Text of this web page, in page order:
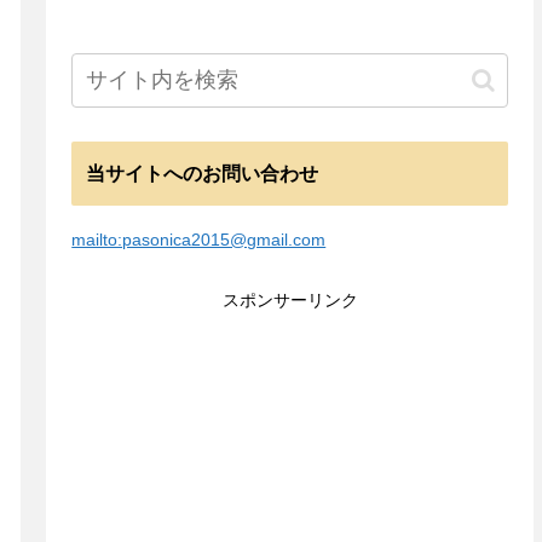
当サイトへのお問い合わせ
mailto:pasonica2015@gmail.com
スポンサーリンク